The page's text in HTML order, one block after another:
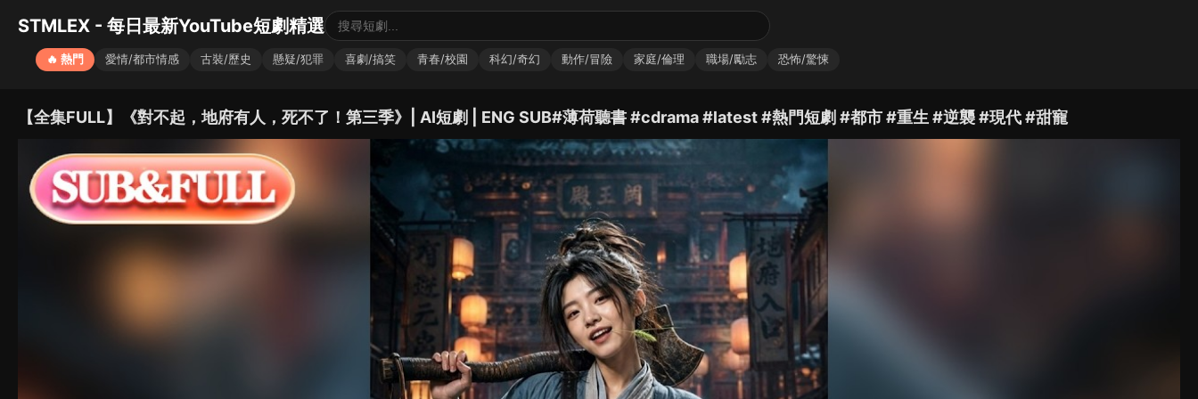
STMLEX - 每日最新YouTube短劇精選
🔥 熱門 愛情/都市情感 古裝/歷史 懸疑/犯罪 喜劇/搞笑 青春/校園 科幻/奇幻 動作/冒險 家庭/倫理 職場/勵志 恐怖/驚悚
【全集FULL】《對不起，地府有人，死不了！第三季》| AI短劇 | ENG SUB#薄荷聽書 #cdrama #latest #熱門短劇 #都市 #重生 #逆襲 #現代 #甜寵